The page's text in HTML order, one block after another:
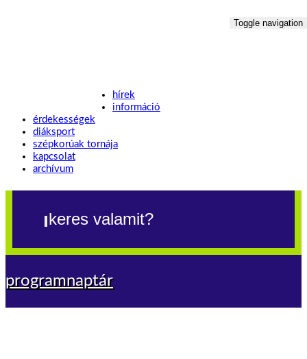
Toggle navigation
hírek
információ
érdekességek
diáksport
szépkorúak tornája
kapcsolat
archívum
programnaptár